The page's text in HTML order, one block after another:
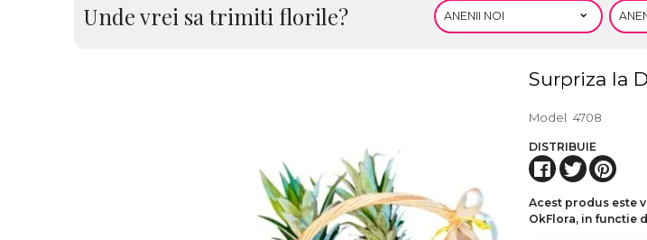
Unde vrei sa trimiti florile?
Surpriza la
Model 4708
DISTRIBUIE
Acest produs este
OkFlora, in functie